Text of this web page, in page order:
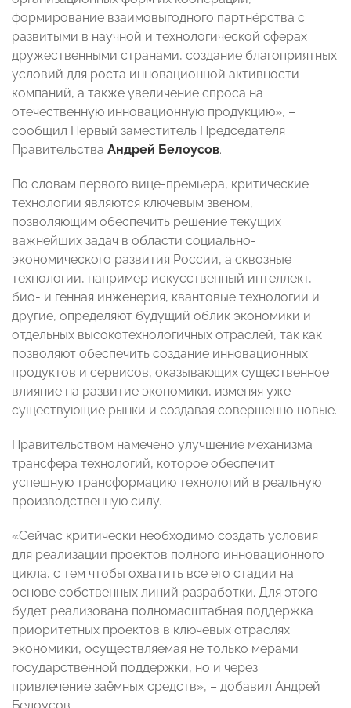
формирование взаимовыгодного партнёрства с
развитыми в научной и технологической сферах
дружественными странами, создание благоприятных
условий для роста инновационной активности
компаний, а также увеличение спроса на
отечественную инновационную продукцию», –
сообщил Первый заместитель Председателя
Правительства Андрей Белоусов.
По словам первого вице-премьера, критические
технологии являются ключевым звеном,
позволяющим обеспечить решение текущих
важнейших задач в области социально-
экономического развития России, а сквозные
технологии, например искусственный интеллект,
био- и генная инженерия, квантовые технологии и
другие, определяют будущий облик экономики и
отдельных высокотехнологичных отраслей, так как
позволяют обеспечить создание инновационных
продуктов и сервисов, оказывающих существенное
влияние на развитие экономики, изменяя уже
существующие рынки и создавая совершенно новые.
Правительством намечено улучшение механизма
трансфера технологий, которое обеспечит
успешную трансформацию технологий в реальную
производственную силу.
«Сейчас критически необходимо создать условия
для реализации проектов полного инновационного
цикла, с тем чтобы охватить все его стадии на
основе собственных линий разработки. Для этого
будет реализована полномасштабная поддержка
приоритетных проектов в ключевых отраслях
экономики, осуществляемая не только мерами
государственной поддержки, но и через
привлечение заёмных средств», – добавил Андрей